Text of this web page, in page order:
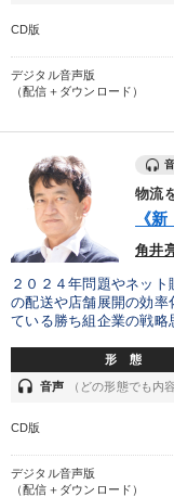
仕事のスキルと人間
全国経営者セミナー
目的別
販売力を強化したい
社長の姿勢を学びたい
CD版
デジタル音声版
（配信＋ダウンロード）
物流
《
角井
２０２４年問題やネッ
の配送や店舗展開の効
ている勝ち組企業の戦略
形 態
headset 音声 （どの形態でも内
CD版
デジタル音声版
（配信＋ダウンロード）